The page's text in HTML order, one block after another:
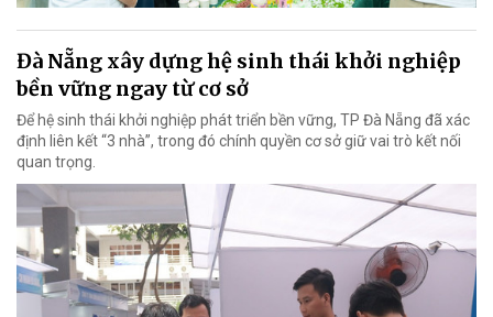
Đà Nẵng xây dựng hệ sinh thái khởi nghiệp
bền vững ngay từ cơ sở
Để hệ sinh thái khởi nghiệp phát triển bền vững, TP Đà Nẵng đã xác
định liên kết “3 nhà”, trong đó chính quyền cơ sở giữ vai trò kết nối
quan trọng.